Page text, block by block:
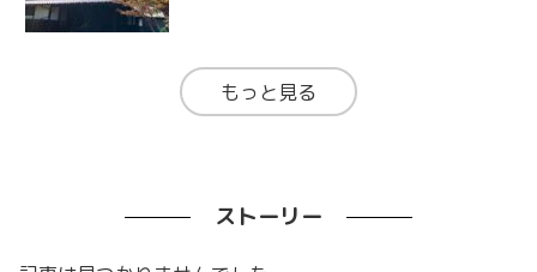
もっと見る
ストーリー